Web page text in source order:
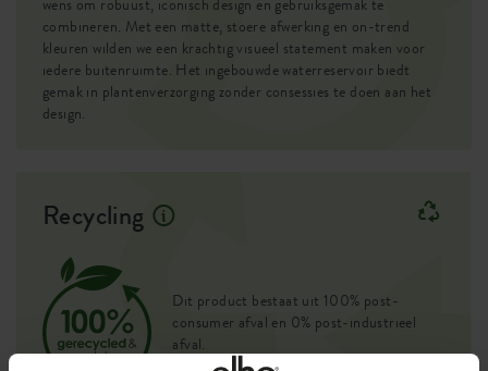
combineren. Met een matte, stoere afwerking en on-trend
kleuren wilden we een krachtig visueel statement maken voor
iedere buitenruimte. Het ingebouwde waterreservoir biedt
gemak in plantenverzorging zonder consessies te doen aan het
design.
Recycling
Dit product bestaat uit 100% post-
consumer afval en 0% post-industrieel
afval.